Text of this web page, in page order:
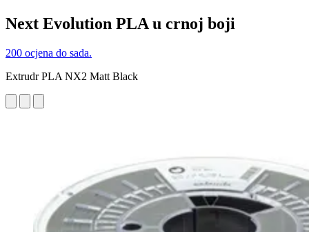
Next Evolution PLA u crnoj boji
200 ocjena do sada.
Extrudr PLA NX2 Matt Black